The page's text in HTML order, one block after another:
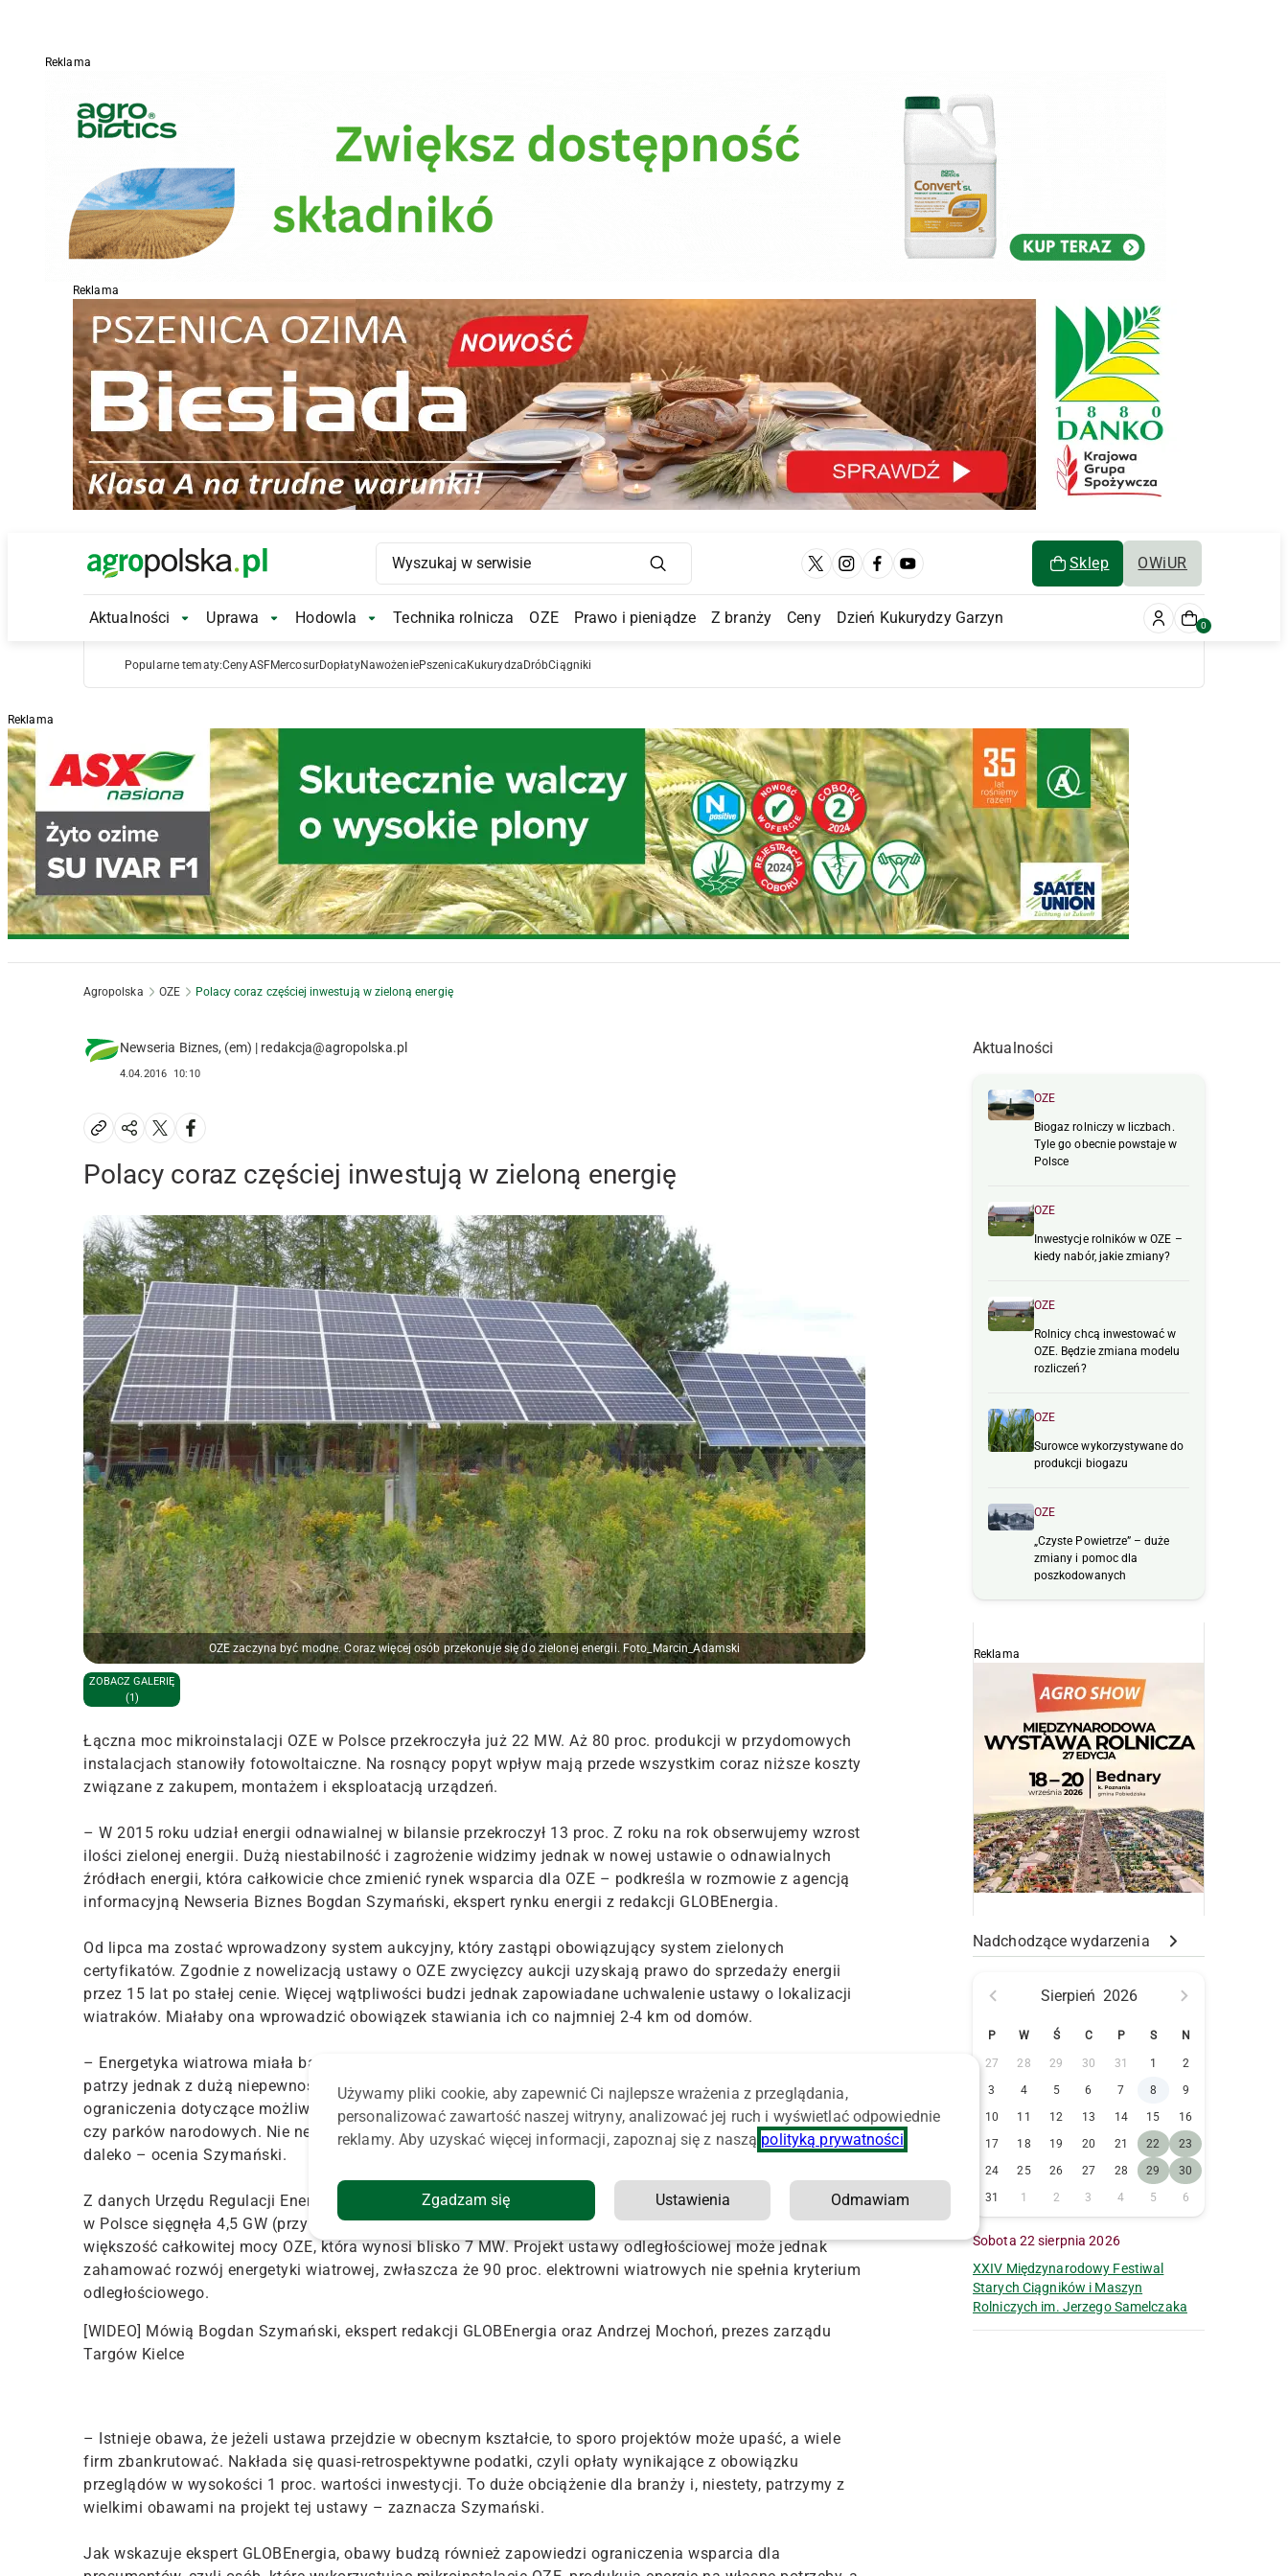
Reklama
Reklama
Main Logo Sklep OWiUR
Main Navigation
Aktualności Aktualności Submenu
Uprawa Uprawa Submenu
Hodowla Hodowla Submenu
Technika rolnicza OZE Prawo i pieniądze Z branży Ceny Dzień Kukurydzy Garzyn 0
Popularne tematy:CenyASFMercosurDopłatyNawożeniePszenica Kukurydza DróbCiągniki
Reklama
Agropolska OZE Polacy coraz częściej inwestują w zieloną energię
Newseria Biznes, (em) | redakcja@agropolska.pl
4.04.2016 10:10
Polacy coraz częściej inwestują w zieloną energię
OZE zaczyna być modne. Coraz więcej osób przekonuje się do zielonej energii. Foto_Marcin_Adamski
ZOBACZ GALERIĘ
(1)
Łączna moc mikroinstalacji OZE w Polsce przekroczyła już 22 MW. Aż 80 proc. produkcji w przydomowych
instalacjach stanowiły fotowoltaiczne. Na rosnący popyt wpływ mają przede wszystkim coraz niższe koszty
związane z zakupem, montażem i eksploatacją urządzeń.
– W 2015 roku udział energii odnawialnej w bilansie przekroczył 13 proc. Z roku na rok obserwujemy wzrost
ilości zielonej energii. Dużą niestabilność i zagrożenie widzimy jednak w nowej ustawie o odnawialnych
źródłach energii, która całkowicie chce zmienić rynek wsparcia dla OZE – podkreśla w rozmowie z agencją
informacyjną Newseria Biznes Bogdan Szymański, ekspert rynku energii z redakcji GLOBEnergia.
Od lipca ma zostać wprowadzony system aukcyjny, który zastąpi obowiązujący system zielonych
certyfikatów. Zgodnie z nowelizacją ustawy o OZE zwycięzcy aukcji uzyskają prawo do sprzedaży energii
przez 15 lat po stałej cenie. Więcej wątpliwości budzi jednak zapowiadane uchwalenie ustawy o lokalizacji
wiatraków. Miałaby ona wprowadzić obowiązek stawiania ich co najmniej 2-4 km od domów.
– Energetyka wiatrowa miała bardzo duży udział we wzroście ilości zielonej energii w bilansie. Branża
patrzy jednak z dużą niepewnością na procedowaną ustawę odległościową, która wprowadzi sztywne
ograniczenia dotyczące możliwości lokowania turbin wiatrowych w stosunku do gospodarstw domowych
czy parków narodowych. Nie negujemy konieczności wprowadzenia ograniczeń, ale te regulacje idą zbyt
daleko – ocenia Szymański.
Z danych Urzędu Regulacji Energetyki wynika, że na koniec 2015 roku całkowita moc elektrowni wiatrowych
w Polsce sięgnęła 4,5 GW (przy 3,8 GW rok wcześniej). Farmy wiatrowe odpowiadają za zdecydowaną
większość całkowitej mocy OZE, która wynosi blisko 7 MW. Projekt ustawy odległościowej może jednak
zahamować rozwój energetyki wiatrowej, zwłaszcza że 90 proc. elektrowni wiatrowych nie spełnia kryterium
odległościowego.
[WIDEO] Mówią Bogdan Szymański, ekspert redakcji GLOBEnergia oraz Andrzej Mochoń, prezes zarządu
Targów Kielce
– Istnieje obawa, że jeżeli ustawa przejdzie w obecnym kształcie, to sporo projektów może upaść, a wiele
firm zbankrutować. Nakłada się quasi-retrospektywne podatki, czyli opłaty wynikające z obowiązku
przeglądów w wysokości 1 proc. wartości inwestycji. To duże obciążenie dla branży i, niestety, patrzymy z
wielkimi obawami na projekt tej ustawy – zaznacza Szymański.
Jak wskazuje ekspert GLOBEnergia, obawy budzą również zapowiedzi ograniczenia wsparcia dla
Aktualności
OZE
Biogaz rolniczy w liczbach.
Tyle go obecnie powstaje w
Polsce
OZE
Inwestycje rolników w OZE –
kiedy nabór, jakie zmiany?
OZE
Rolnicy chcą inwestować w
OZE. Będzie zmiana modelu
rozliczeń?
OZE
Surowce wykorzystywane do
produkcji biogazu
OZE
„Czyste Powietrze” – duże
zmiany i pomoc dla
poszkodowanych
Reklama
Nadchodzące wydarzenia
Sierpień 2026
P W Ś C P S N
27 28 29 30 31 1
2
3
4 5 6 7 8
9
10
11 12 13 14 15
16
17
18 19 20 21 22
23
24
25 26 27 28 29
30
31
1 2 3 4 5 6
Sobota 22 sierpnia 2026
XXIV Międzynarodowy Festiwal
Starych Ciągników i Maszyn
Rolniczych im. Jerzego Samelczaka
Używamy pliki cookie, aby zapewnić Ci najlepsze wrażenia z przeglądania,
personalizować zawartość naszej witryny, analizować jej ruch i wyświetlać odpowiednie
reklamy. Aby uzyskać więcej informacji, zapoznaj się z naszą polityką prywatności
Zgadzam się Ustawienia Odmawiam